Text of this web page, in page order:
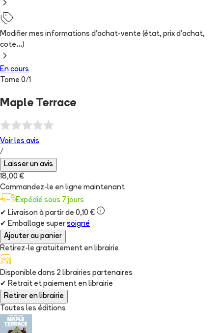
Modifier mes informations d'achat-vente (état, prix d'achat,
cote...)
En cours
Tome 0/1
Maple Terrace
Voir les avis
/
Laisser un avis
18,00 €
Commandez-le en ligne maintenant
Expédié sous 7 jours
✔ Livraison à partir de 0,10 €
✔ Emballage super soigné
Ajouter au panier
Retirez-le gratuitement en librairie
Disponible dans 2 librairies partenaires
✔ Retrait et paiement en librairie
Retirer en librairie
Toutes les éditions